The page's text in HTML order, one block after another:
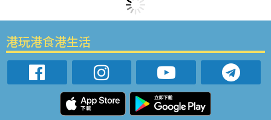
港玩港食港生活